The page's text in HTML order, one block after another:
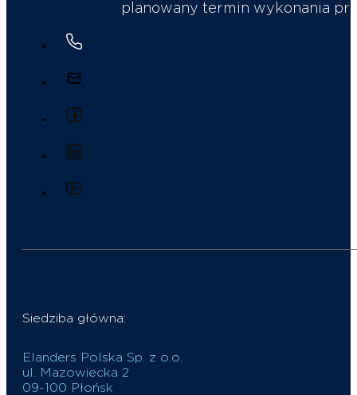
planowany termin wykonania
Siedziba główna:
Elanders Polska Sp. z o.o.
ul. Mazowiecka 2
09-100 Płońsk